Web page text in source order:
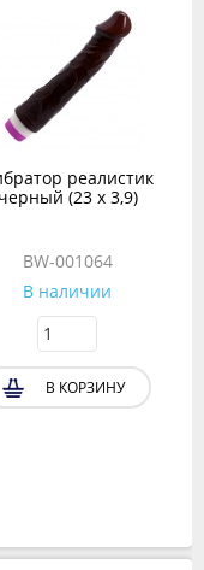
реалистик
черный (23 х 3,9)
BW-001064
В наличии
В КОРЗИНУ